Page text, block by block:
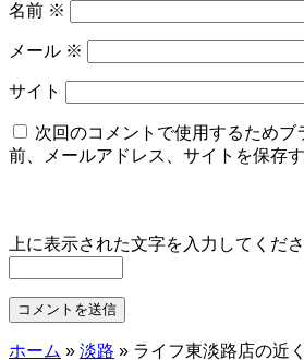
名前 ※
メール ※
サイト
次回のコメントで使用するためブ
前、メールアドレス、サイトを保存す
上に表示された文字を入力してくださ
ホーム » 淡路 » ライフ東淡路店の近